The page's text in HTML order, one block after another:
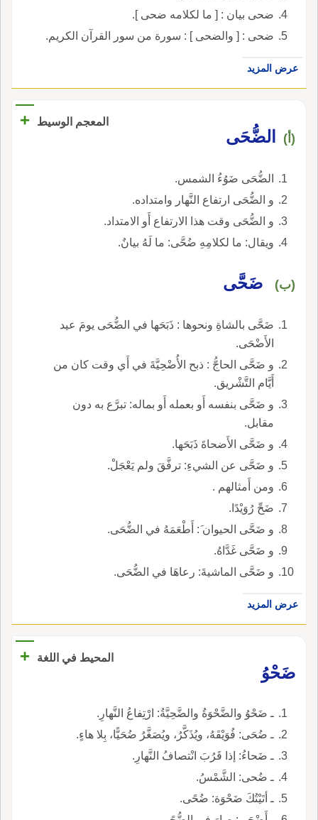
ضحى بيان : [ ما لكلامه ضحى ].
ضحى : [ والضحى ] : سورة من سور القرآن الكريم.
عرض المزيد
المعجم الوسيط +
(أ) الضُّحَى
الضُّحَى ضَوُءُ الشمس.
و الضُّحَى ارتفاع النَّهار وامتداده.
و الضُّحَى وقت هذا الارتفاع أَو الامتداد.
ويقال: ما لكلامِهِ ضُحَّى: ما لَهُ بيانٌ.
(ب) ضَحَّى
ضَحَّى بالشاةِ ونحوها : ذَبَحَها في الضُّحَى يومَ عيد
الأَضْحَى.
و ضَحَّى الحاجُّ : ذبح الأُضْحِيَّةَ في أَي وقت كان من
أَيَّام التَّشْريق.
و ضَحَّى بنفسه أَو بعمله أَو بماله: تبرَّع به دون
مقابل.
و ضَحَّى الأَضحاةَ ذَبَحَها.
و ضَحَّى عن الشيءِ: ترفَّقَ ولم يَعْجَلْ.
ومن أَمثالهم .
ضَحِّ رُوَيْدًا.
و ضَحَّى الحيوان َ: أَطْعَمَهُ في الضُّحَى.
و ضَحَّى غَدَّاهُ.
و ضَحَّى الماشيةَ: رعاهَا في الضُّحَى.
عرض المزيد
المحيط في اللغة
+
ضَحْوُ
ـ ضَحْوُ والضَّحْوَةُ والضَّحِيَّةُ: ارْتِفاعُ النَّهارِ.
ـ ضُحَى: فُوَيْقَهُ، ويُذَكَّرُ، ويُصَغَّرُ ضُحَيًّا، بِلا هاءٍ.
ـ ضَحاءُ: إذا قَرُبَ انْتصافُ النَّهارِ.
ـ ضُحى: الشَّمْسُ.
ـ أتَيْتُكَ ضَحْوَة: ضُحًى.